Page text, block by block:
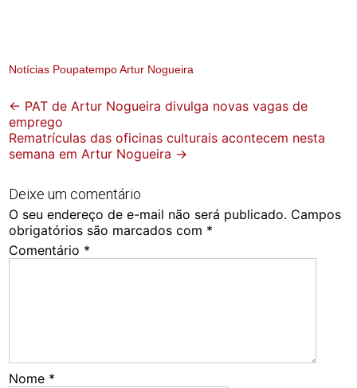
Notícias Poupatempo Artur Nogueira
Post
navigation
← PAT de Artur Nogueira divulga novas vagas de
emprego
Rematrículas das oficinas culturais acontecem nesta
semana em Artur Nogueira →
Deixe um comentário
O seu endereço de e-mail não será publicado. Campos
obrigatórios são marcados com *
Comentário *
Nome *